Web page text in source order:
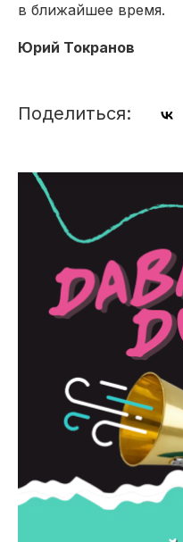
в ближайшее время.
Юрий Токранов
Поделиться: